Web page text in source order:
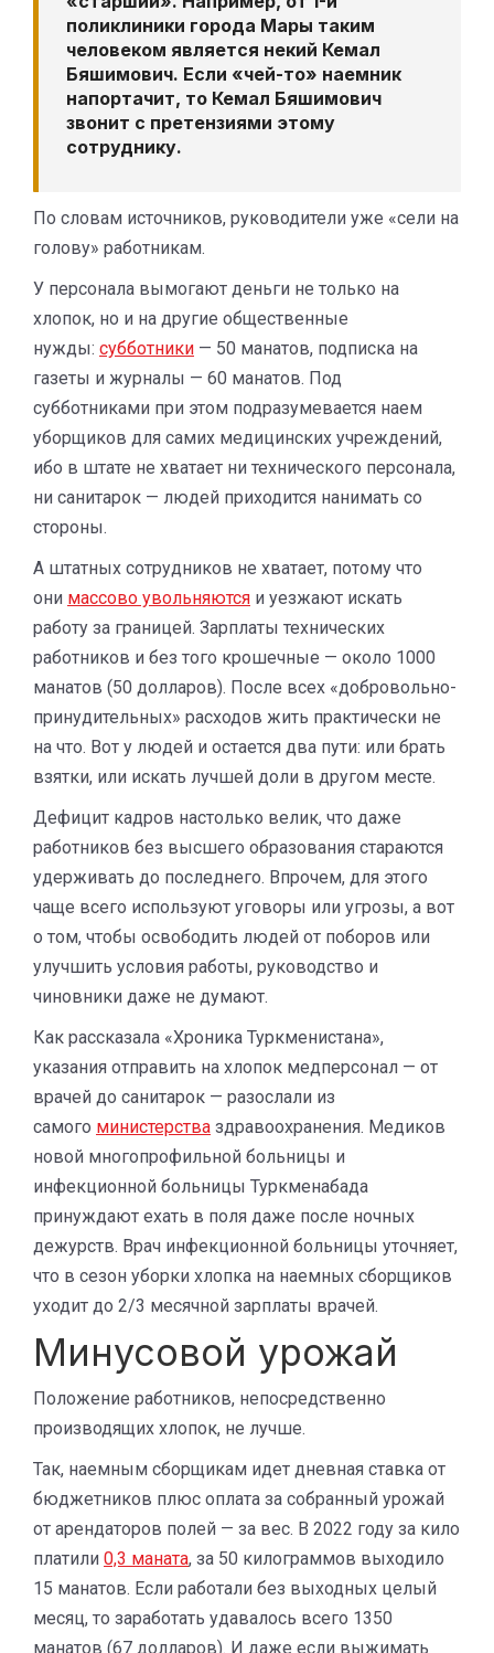
поликлиники города Мары таким
человеком является некий Кемал
Бяшимович. Если «чей-то» наемник
напортачит, то Кемал Бяшимович
звонит с претензиями этому
сотруднику.
По словам источников, руководители уже «сели на
голову» работникам.
У персонала вымогают деньги не только на
хлопок, но и на другие общественные
нужды: субботники — 50 манатов, подписка на
газеты и журналы — 60 манатов. Под
субботниками при этом подразумевается наем
уборщиков для самих медицинских учреждений,
ибо в штате не хватает ни технического персонала,
ни санитарок — людей приходится нанимать со
стороны.
А штатных сотрудников не хватает, потому что
они массово увольняются и уезжают искать
работу за границей. Зарплаты технических
работников и без того крошечные — около 1000
манатов (50 долларов). После всех «добровольно-
принудительных» расходов жить практически не
на что. Вот у людей и остается два пути: или брать
взятки, или искать лучшей доли в другом месте.
Дефицит кадров настолько велик, что даже
работников без высшего образования стараются
удерживать до последнего. Впрочем, для этого
чаще всего используют уговоры или угрозы, а вот
о том, чтобы освободить людей от поборов или
улучшить условия работы, руководство и
чиновники даже не думают.
Как рассказала «Хроника Туркменистана»,
указания отправить на хлопок медперсонал — от
врачей до санитарок — разослали из
самого министерства здравоохранения. Медиков
новой многопрофильной больницы и
инфекционной больницы Туркменабада
принуждают ехать в поля даже после ночных
дежурств. Врач инфекционной больницы уточняет,
что в сезон уборки хлопка на наемных сборщиков
уходит до 2/3 месячной зарплаты врачей.
Минусовой урожай
Положение работников, непосредственно
производящих хлопок, не лучше.
Так, наемным сборщикам идет дневная ставка от
бюджетников плюс оплата за собранный урожай
от арендаторов полей — за вес. В 2022 году за кило
платили 0,3 маната, за 50 килограммов выходило
15 манатов. Если работали без выходных целый
месяц, то заработать удавалось всего 1350
манатов (67 долларов). И даже если выжимать